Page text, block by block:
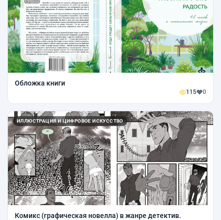
Обложка книги
115 0
ИЛЛЮСТРАЦИЯ И ЦИФРОВОЕ ИСКУССТВО
Комикс (графическая новелла) в жанре детектив.